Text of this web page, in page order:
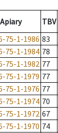
Apiary TBV
75-1-1986 83
75-1-1984 78
75-1-1982 77
75-1-1979 77
75-1-1976 77
75-1-1974 70
75-1-1972 67
75-1-1970 74